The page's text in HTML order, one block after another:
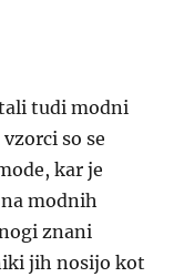
tudi modni
so se
kar je
modnih
znani
jih nosijo kot